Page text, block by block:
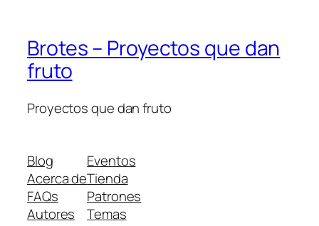
Brotes – Proyectos que dan
fruto
Proyectos que dan fruto
Blog
Acerca de
FAQs
Autores
Eventos
Tienda
Patrones
Temas